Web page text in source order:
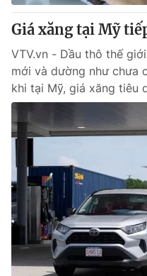
Giá xăng tại Mỹ
VTV.vn - Dầu thô thế
mới và dường như chưa
khi tại Mỹ, giá xăng tiêu